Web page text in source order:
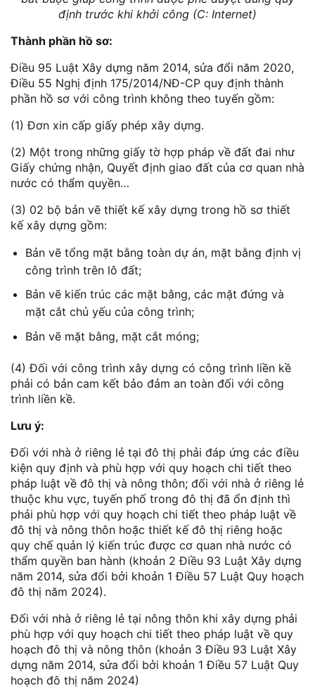
định trước khi khởi công (C: Internet)
Thành phần hồ sơ:
Điều 95 Luật Xây dựng năm 2014, sửa đổi năm 2020,
Điều 55 Nghị định 175/2014/NĐ-CP quy định thành
phần hồ sơ với công trình không theo tuyến gồm:
(1) Đơn xin cấp giấy phép xây dựng.
(2) Một trong những giấy tờ hợp pháp về đất đai như
Giấy chứng nhận, Quyết định giao đất của cơ quan nhà
nước có thẩm quyền…
(3) 02 bộ bản vẽ thiết kế xây dựng trong hồ sơ thiết
kế xây dựng gồm:
Bản vẽ tổng mặt bằng toàn dự án, mặt bằng định vị
công trình trên lô đất;
Bản vẽ kiến trúc các mặt bằng, các mặt đứng và
mặt cắt chủ yếu của công trình;
Bản vẽ mặt bằng, mặt cắt móng;
(4) Đối với công trình xây dựng có công trình liền kề
phải có bản cam kết bảo đảm an toàn đối với công
trình liền kề.
Lưu ý:
Đối với nhà ở riêng lẻ tại đô thị phải đáp ứng các điều
kiện quy định và phù hợp với quy hoạch chi tiết theo
pháp luật về đô thị và nông thôn; đối với nhà ở riêng lẻ
thuộc khu vực, tuyến phố trong đô thị đã ổn định thì
phải phù hợp với quy hoạch chi tiết theo pháp luật về
đô thị và nông thôn hoặc thiết kế đô thị riêng hoặc
quy chế quản lý kiến trúc được cơ quan nhà nước có
thẩm quyền ban hành (khoản 2 Điều 93 Luật Xây dựng
năm 2014, sửa đổi bởi khoản 1 Điều 57 Luật Quy hoạch
đô thị năm 2024).
Đối với nhà ở riêng lẻ tại nông thôn khi xây dựng phải
phù hợp với quy hoạch chi tiết theo pháp luật về quy
hoạch đô thị và nông thôn (khoản 3 Điều 93 Luật Xây
dựng năm 2014, sửa đổi bởi khoản 1 Điều 57 Luật Quy
hoạch đô thị năm 2024)